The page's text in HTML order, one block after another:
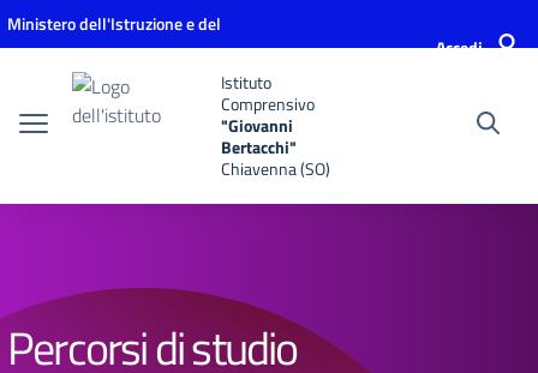
Vai ai contenuti
Vai al menu di navigazione
Vai al footer
Ministero dell'Istruzione e del
Accedi
Istituto
Comprensivo
"Giovanni
Bertacchi"
Chiavenna (SO)
Percorsi di studio